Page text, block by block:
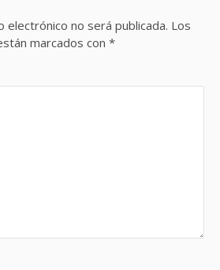
electrónico no será publicada. Los
marcados con *